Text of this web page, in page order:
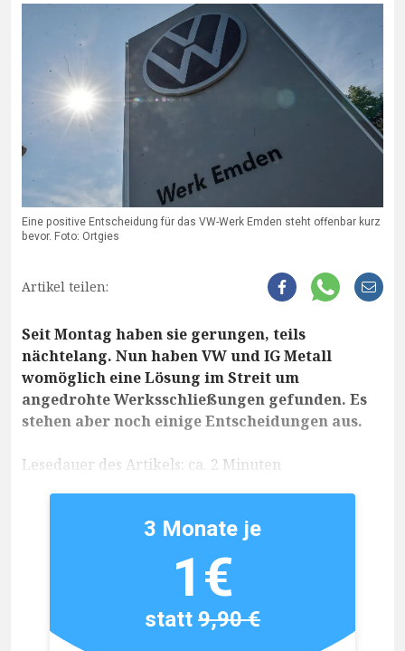
Eine positive Entscheidung für das VW-Werk Emden steht offenbar kurz
bevor. Foto: Ortgies
Artikel teilen:
Seit Montag haben sie gerungen, teils
nächtelang. Nun haben VW und IG Metall
womöglich eine Lösung im Streit um
angedrohte Werksschließungen gefunden. Es
stehen aber noch einige Entscheidungen aus.
Lesedauer des Artikels: ca. 2 Minuten
3 Monate je
1€
statt9,90 €